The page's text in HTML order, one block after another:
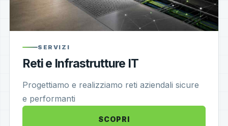
SERVIZI
Reti e Infrastrutture IT
Progettiamo e realizziamo reti aziendali sicure
e performanti
SCOPRI